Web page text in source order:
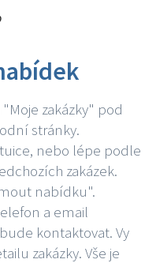
zakázky" pod
stránky.
nebo lépe podle
zakázek.
nabídku".
a email
kontaktovat. Vy
zakázky. Vše je